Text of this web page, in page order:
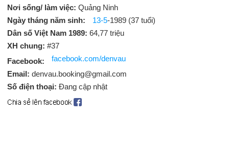
Nơi sống/ làm việc: Quảng Ninh
Ngày tháng năm sinh:
13-5-1989 (37 tuổi)
Dân số Việt Nam 1989: 64,77 triệu
XH chung: #37
Facebook:
facebook.com/denvau
Email: denvau.booking@gmail.com
Số điện thoại: Đang cập nhật